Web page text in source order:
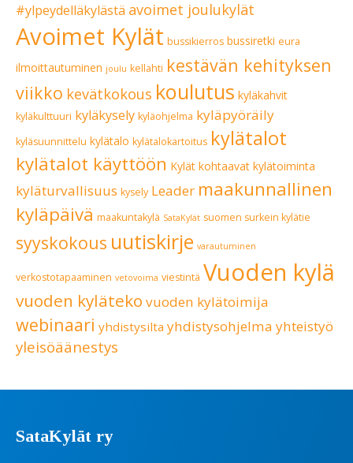
#ylpeydelläkylästä avoimet joulukylät
Avoimet Kylät bussikierros bussiretki eura
ilmoittautuminen joulu kellahti kestävän kehityksen
viikko kevätkokous koulutus kyläkahvit
kyläkulttuuri kyläkysely kyläohjelma kyläpyöräily
kyläsuunnittelu kylätalo kylätalokartoitus kylätalot
kylätalot käyttöön Kylät kohtaavat kylätoiminta
kyläturvallisuus kysely Leader maakunnallinen
kyläpäivä maakuntakylä SataKylät suomen surkein kylätie
syyskokous uutiskirje varautuminen
verkostotapaaminen vetovoima viestintä Vuoden kylä
vuoden kyläteko vuoden kylätoimija
webinaari yhdistysilta yhdistysohjelma yhteistyö
yleisöäänestys
SataKylät ry